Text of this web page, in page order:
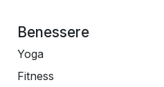
Benessere
Yoga
Fitness